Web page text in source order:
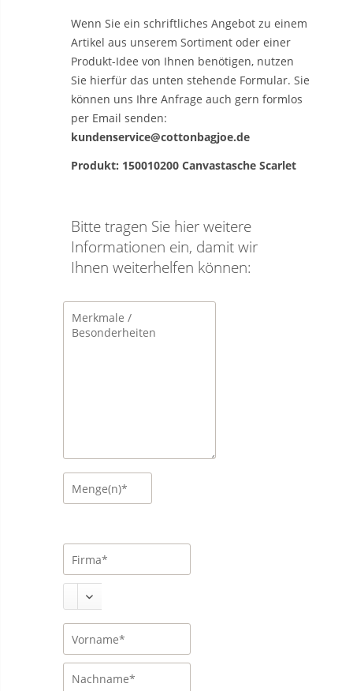
Wenn Sie ein schriftliches Angebot zu einem
Artikel aus unserem Sortiment oder einer
Produkt-Idee von Ihnen benötigen, nutzen
Sie hierfür das unten stehende Formular. Sie
können uns Ihre Anfrage auch gern formlos
per Email senden:
kundenservice@cottonbagjoe.de
Produkt: 150010200 Canvastasche Scarlet
Bitte tragen Sie hier weitere
Informationen ein, damit wir
Ihnen weiterhelfen können: